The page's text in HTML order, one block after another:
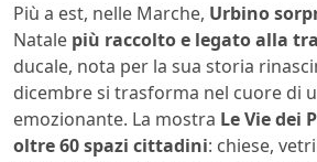
Più a est, nelle Marche, Urbino
Natale più raccolto e legato alla
ducale, nota per la sua storia
dicembre si trasforma nel cuore di
emozionante. La mostra Le Vie dei
oltre 60 spazi cittadini: chiese,